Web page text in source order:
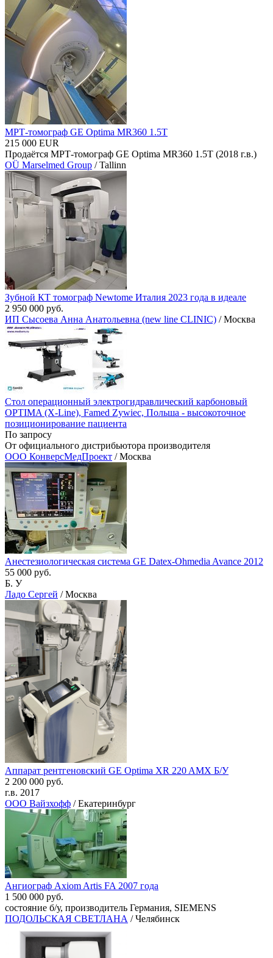
МРТ-томограф GE Optima MR360 1.5T
215 000 EUR
Продаётся МРТ-томограф GE Optima MR360 1.5T (2018 г.в.)
OÜ Marselmed Group / Tallinn
Зубной КТ томограф Newtome Италия 2023 года в идеале
2 950 000 руб.
ИП Сысоева Анна Анатольевна (new line CLINIC) / Москва
Стол операционный электрогидравлический карбоновый
OPTIMA (X-Line), Famed Zywiec, Польша - высокоточное
позиционирование пациента
По запросу
От официального дистрибьютора производителя
ООО КонверсМедПроект / Москва
Анестезиологическая система GE Datex-Ohmedia Avance 2012
55 000 руб.
Б. У
Ладо Сергей / Москва
Аппарат рентгеновский GE Optima XR 220 AMX Б/У
2 200 000 руб.
г.в. 2017
ООО Вайзхофф / Екатеринбург
Ангиограф Axiom Artis FA 2007 года
1 500 000 руб.
состояние б/у, производитель Германия, SIEMENS
ПОДОЛЬСКАЯ СВЕТЛАНА / Челябинск